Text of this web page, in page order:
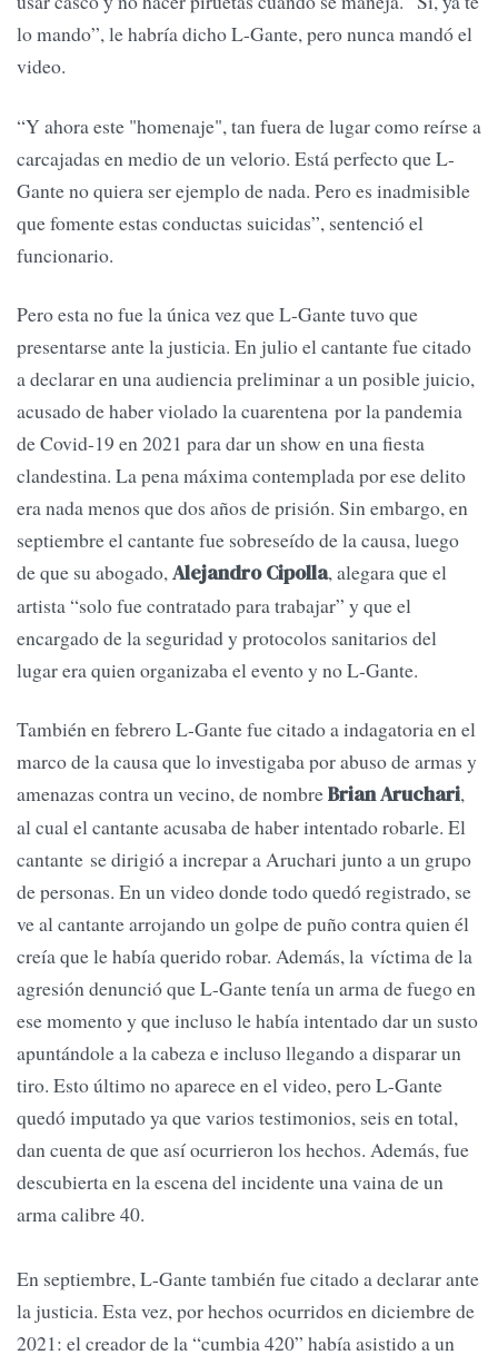
lo mando”, le habría dicho L-Gante, pero nunca mandó el
video.
“Y ahora este "homenaje", tan fuera de lugar como reírse a
carcajadas en medio de un velorio. Está perfecto que L-
Gante no quiera ser ejemplo de nada. Pero es inadmisible
que fomente estas conductas suicidas”, sentenció el
funcionario.
Pero esta no fue la única vez que L-Gante tuvo que
presentarse ante la justicia. En julio el cantante fue citado
a declarar en una audiencia preliminar a un posible juicio,
acusado de haber violado la cuarentena por la pandemia
de Covid-19 en 2021 para dar un show en una fiesta
clandestina. La pena máxima contemplada por ese delito
era nada menos que dos años de prisión. Sin embargo, en
septiembre el cantante fue sobreseído de la causa, luego
de que su abogado,Alejandro Cipolla, alegara que el
artista “solo fue contratado para trabajar” y que el
encargado de la seguridad y protocolos sanitarios del
lugar era quien organizaba el evento y no L-Gante.
También en febrero L-Gante fue citado a indagatoria en el
marco de la causa que lo investigaba por abuso de armas y
amenazas contra un vecino, de nombreBrian Aruchari,
al cual el cantante acusaba de haber intentado robarle. El
cantante se dirigió a increpar a Aruchari junto a un grupo
de personas. En un video donde todo quedó registrado, se
ve al cantante arrojando un golpe de puño contra quien él
creía que le había querido robar. Además, la víctima de la
agresión denunció que L-Gante tenía un arma de fuego en
ese momento y que incluso le había intentado dar un susto
apuntándole a la cabeza e incluso llegando a disparar un
tiro. Esto último no aparece en el video, pero L-Gante
quedó imputado ya que varios testimonios, seis en total,
dan cuenta de que así ocurrieron los hechos. Además, fue
descubierta en la escena del incidente una vaina de un
arma calibre 40.
En septiembre, L-Gante también fue citado a declarar ante
la justicia. Esta vez, por hechos ocurridos en diciembre de
2021: el creador de la “cumbia 420” había asistido a un